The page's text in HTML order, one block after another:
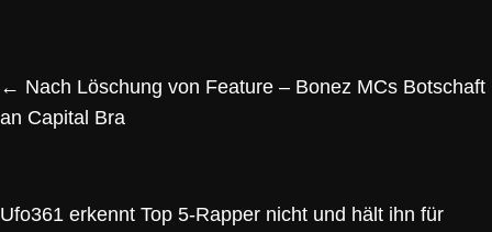
← Nach Löschung von Feature – Bonez MCs Botschaft
an Capital Bra
Ufo361 erkennt Top 5-Rapper nicht und hält ihn für